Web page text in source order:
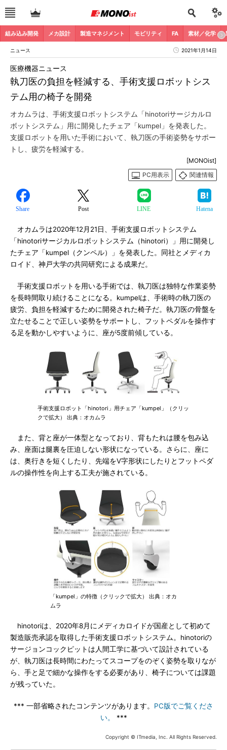
組み込み開発 メカ設計 製造マネジメント モビリティ FA 素材／化学
ニュース 2021年1月14日
執刀医の負担を軽減する、手術支援ロボットシス
テム用の椅子を開発
医療機器ニュース
オカムラは、手術支援ロボットシステム「hinotoriサージカルロ
ボットシステム」用に開発したチェア「kumpel」を発表した。
支援ロボットを用いた手術において、執刀医の手術姿勢をサポー
トし、疲労を軽減する。
[MONOist]
PC用表示
関連情報
Share Post LINE Hatena
オカムラは2020年12月21日、手術支援ロボットシステム
「hinotoriサージカルロボットシステム（hinotori）」用に開発し
たチェア「kumpel（クンペル）」を発表した。同社とメディカ
ロイド、神戸大学の共同研究による成果だ。
手術支援ロボットを用いる手術では、執刀医は独特な作業姿勢
を長時間取り続けることになる。kumpelは、手術時の執刀医の
疲労、負担を軽減するために開発された椅子だ。執刀医の骨盤を
立たせることで正しい姿勢をサポートし、フットペダルを操作す
る足を動かしやすいように、座が5度前傾している。
手術支援ロボット「hinotori」用チェア「kumpel」（クリッ
クで拡大） 出典：オカムラ
また、背と座が一体型となっており、背もたれは腰を包み込
み、座面は腿裏を圧迫しない形状になっている。さらに、座に
は、奥行きを短くしたり、先端をV字形状にしたりとフットペダ
ルの操作性を向上する工夫が施されている。
「kumpel」の特徴（クリックで拡大） 出典：オカ
ムラ
hinotoriは、2020年8月にメディカロイドが国産として初めて
製造販売承認を取得した手術支援ロボットシステム。hinotoriの
サージョンコックピットは人間工学に基づいて設計されている
が、執刀医は長時間にわたってスコープをのぞく姿勢を取りなが
ら、手と足で細かな操作をする必要があり、椅子については課題
が残っていた。
*** 一部省略されたコンテンツがあります。 PC版でご覧くださ
い。
***
Copyright © ITmedia, Inc. All Rights Reserved.